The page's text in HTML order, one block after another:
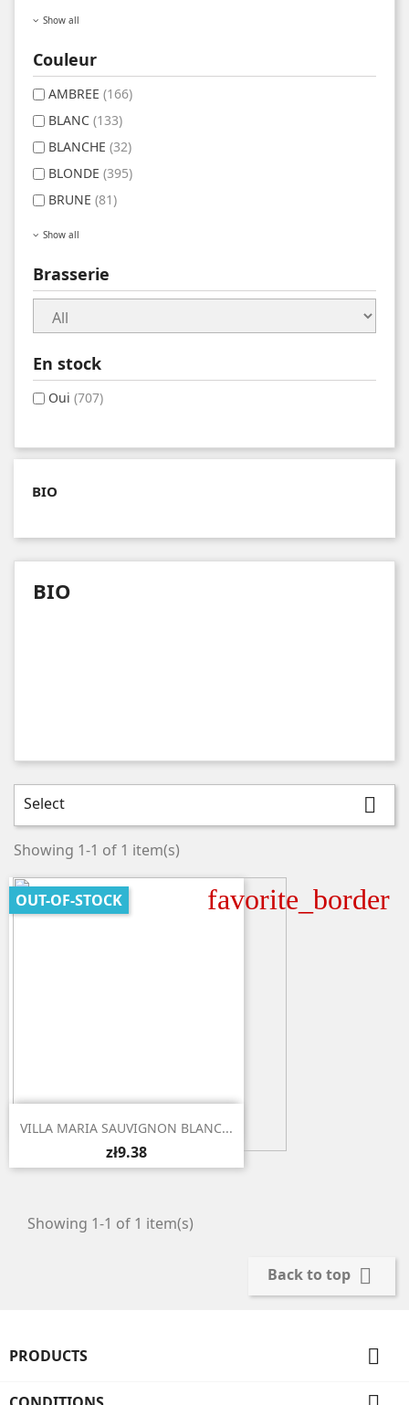
Show all
Couleur
AMBREE (166)
BLANC (133)
BLANCHE (32)
BLONDE (395)
BRUNE (81)
Show all
Brasserie
En stock
Oui (707)
BIO
BIO
Select 
Showing 1-1 of 1 item(s)
favorite_border
 Quick view
VILLA MARIA SAUVIGNON BLANC...
zł9.38
OUT-OF-STOCK
Showing 1-1 of 1 item(s)
Back to top 
PRODUCTS 